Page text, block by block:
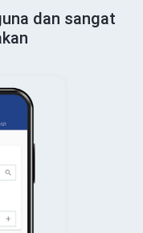
dan sangat